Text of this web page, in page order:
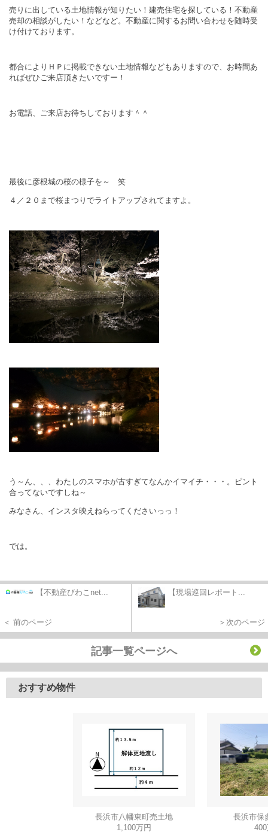
売りに出している土地情報が知りたい！建売住宅を探している！不動産
売却の相談がしたい！などなど。不動産に関するお問い合わせを随時受
け付けております。
都合によりＨＰに掲載できない土地情報などもありますので、お時間あ
ればぜひご来店頂きたいですー！
お電話、ご来店お待ちしております＾＾
最後に彦根城の桜の様子を～ 笑
４／２０まで桜まつりでライトアップされてますよ。
う～ん、、、わたしのスマホが古すぎてなんかイマイチ・・・。ピント
合ってないですしね～
みなさん、インスタ映えねらってくださいっっ！
では。
【不動産びわこnet...
＜ 前のページ
【現場巡回レポート...
＞次のページ
記事一覧ページへ
おすすめ物件
長浜市八幡東町売土地
1,100万円
長浜市保